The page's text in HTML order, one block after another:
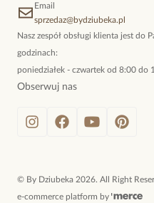
Email
sprzedaz@bydziubeka.pl
Nasz zespół obsługi klienta jest do
godzinach:
poniedziałek - czwartek od 8:00
Obserwuj nas
© By Dziubeka 2026. All Right
e-commerce platform by